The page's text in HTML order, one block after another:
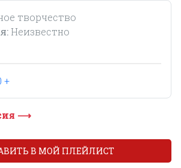
творчество
Неизвестно
+
⟶
В МОЙ ПЛЕЙЛИСТ